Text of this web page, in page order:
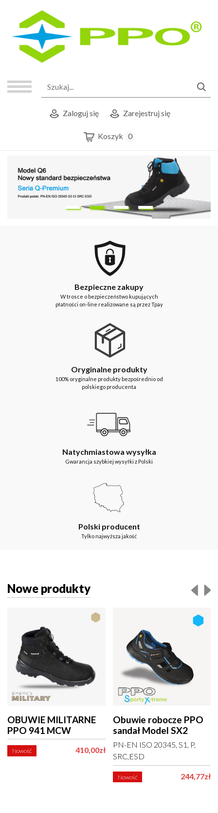
Zaloguj się Zarejestruj się
Koszyk 0
Bezpieczne zakupy
W trosce o bezpieczeństwo kupujących
płatności on-line realizowane są przez Tpay
Oryginalne produkty
100% oryginalne produkty bezpośrednio od
polskiego producenta
Natychmiastowa wysyłka
Gwarancja szybkiej wysyłki z Polski
Polski producent
Tylko najwyższa jakość
Nowe produkty
OBUWIE MILITARNE
PPO 941 MCW
Nowość 410,00zł
Obuwie robocze PPO
sandał Model SX2
PN-EN ISO 20345, S1, P,
SRC,ESD
Nowość 244,77zł